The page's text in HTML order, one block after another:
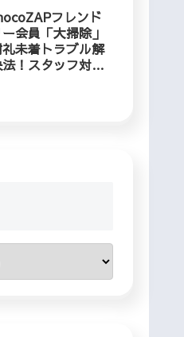
児と行ってきま
た！
フレンド
ー会員「大掃除」
未着トラブル解
！スタッフ対応